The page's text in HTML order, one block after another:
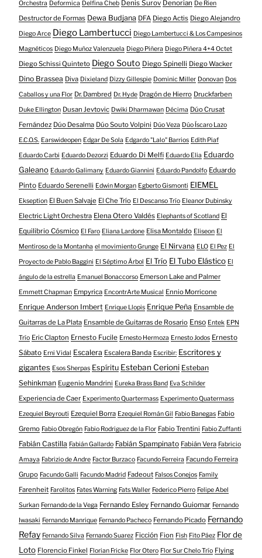
Orchestra Deformica Delfina Cheb Denis Surov Denorian De Rien
Destructor de Formas Dewa Budjana DFA Diego Actis Diego Alejandro
Diego Arce Diego Lambertucci Diego Lambertucci & Los Campesinos
Magnéticos Diego Muñoz Valenzuela Diego Piñera Diego Piñera 4+4 Octet
Diego Schissi Quinteto Diego Souto Diego Spinelli Diego Wacker
Dino Brassea Diva Dixieland Dizzy Gillespie Dominic Miller Donovan Dos
Caballos y una Flor Dr. Dambred Dr. Hyde Dragón de Hierro Druckfarben
Duke Ellington Dusan Jevtovic Dwiki Dharmawan Décima Dúo Crusat
Fernández Dúo Desalma Dúo Souto Volpini Dúo Veza Dúo Íscaro Lazo
E.C.O.S. Earswideopen Edgar De Sola Edgardo "Lalo" Barrios Edith Piaf
Eduardo Carbi Eduardo Dezorzi Eduardo Di Melfi Eduardo Elia Eduardo
Galeano Eduardo Galimany Eduardo Giannini Eduardo Pandolfo Eduardo
Pinto Eduardo Serenelli Edwin Morgan Egberto Gismonti EIEMEL
Ekseption El Buen Salvaje El Che Trío El Descanso Trío Eleanor Dubinsky
Electric Light Orchestra Elena Otero Valdés Elephants of Scotland El
Equilibrio Cósmico El Faro Eliana Lardone Elisa Montaldo Eliseon El
Mentiroso de la Montanha el movimiento Grunge El Nirvana ELO El Pez El
Proyecto de Pablo Baggini El Séptimo Árbol El Trío El Tubo Elástico El
ángulo de la estrella Emanuel Bonaccorso Emerson Lake and Palmer
Emmett Chapman Empyrica EncontrArte Musical Ennio Morricone
Enrique Anderson Imbert Enrique Llopis Enrique Peña Ensamble de
Guitarras de La Plata Ensamble de Guitarras de Rosario Enso Entek EPN
Trío Eric Clapton Ernesto Fucile Ernesto Hermoza Ernesto Jodos Ernesto
Sábato Erni Vidal Escalera Escalera Banda Escribir: Escritores y
gigantes Esos Sherpas Espíritu Esteban Cerioni Esteban
Sehinkman Eugenio Mandrini Eureka Brass Band Eva Schilder
Experiencia de Caer Experimento Quartermass Experimento Quatermass
Ezequiel Beyrouti Ezequiel Borra Ezequiel Román Gil Fabio Banegas Fabio
Gremo Fabio Obregón Fabio Rodriguez de la Flor Fabio Trentini Fabio Zuffanti
Fabián Castilla Fabián Gallardo Fabián Spampinato Fabián Vera Fabricio
Amaya Fabrizio de Andre Factor Burzaco Facundo Ferreira Facundo Ferreira
Grupo Facundo Galli Facundo Madrid Fadeout Falsos Conejos Family
Farenheit Farolitos Fates Warning Fats Waller Federico Pierro Felipe Abel
Surkan Fernando de la Vega Fernando Esley Fernando Guiomar Fernando
Iwasaki Fernando Manrique Fernando Pacheco Fernando Picado Fernando
Refay Fernando Silva Fernando Suarez Ficción Fion Fish Fito Páez Flor de
Loto Florencio Finkel Florian Fricke Flor Otero Flor Sur Chelo Trío Flying